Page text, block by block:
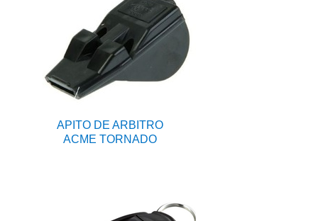
APITO DE ARBITRO
ACME TORNADO